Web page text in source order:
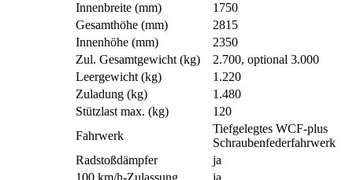
Innenbreite (mm)
1750
Gesamthöhe (mm)
2815
Innenhöhe (mm)
2350
Zul. Gesamtgewicht (kg)
2.700, optional 3.000
Leergewicht (kg)
1.220
Zuladung (kg)
1.480
Stützlast max. (kg)
120
Fahrwerk
Tiefgelegtes WCF-plus
Schraubenfederfahrwerk
Radstoßdämpfer
ja